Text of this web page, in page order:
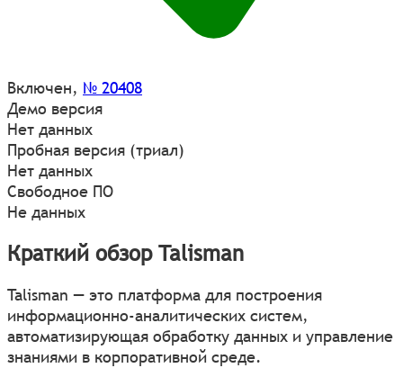
Включен, № 20408
Демо версия
Нет данных
Пробная версия (триал)
Нет данных
Свободное ПО
Не данных
Краткий обзор Talisman
Talisman — это платформа для построения
информационно-аналитических систем,
автоматизирующая обработку данных и управление
знаниями в корпоративной среде.